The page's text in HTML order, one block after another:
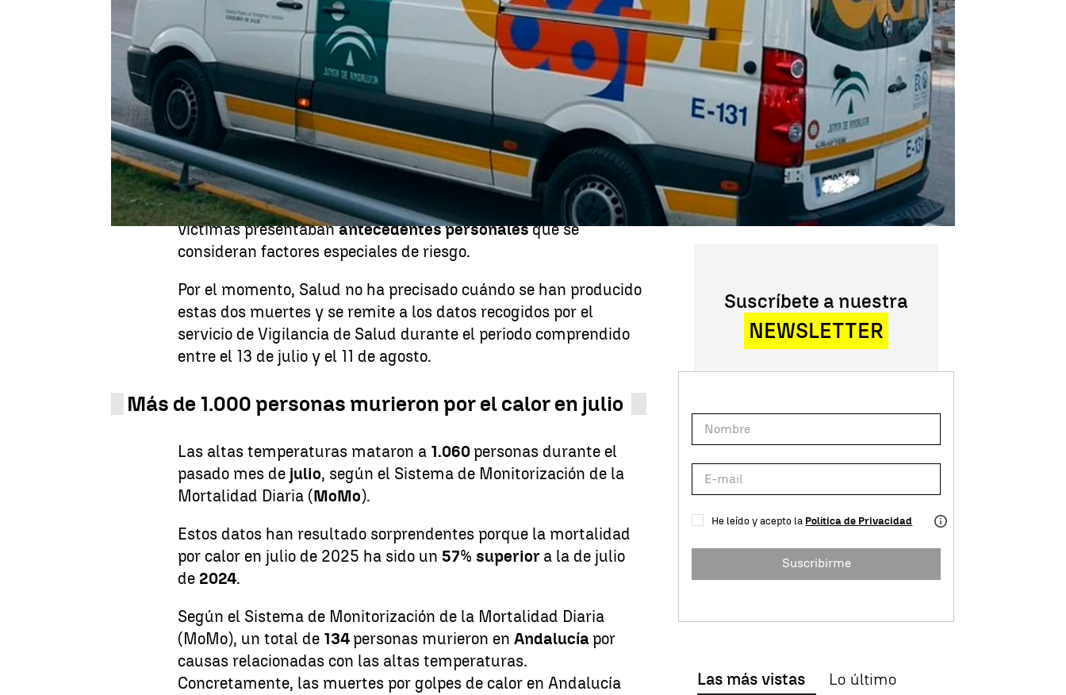
Alba Gutiérrez
Publicado:11 de agosto de 2025, 15:05 WhatsappFacebook
X Linkedin
Una mujer de 61años ha muerto por un golpe de calor mientras
trabajaba en la vía pública enCádiz. Por el mismo motivo,
también ha muerto unjovende años enJaén, según ha
informado la Consejería andaluza de Salud.
En los dos casos, laexposición a lasaltas temperaturasse
produjo en la vía pública. Asimismo, en ambos casos, las
víctimas presentabanantecedentes personalesque se
consideran factores especiales de riesgo.
Por el momento, Salud no ha precisado cuándo se han producido
estas dos muertes y se remite a los datos recogidos por el
servicio de Vigilancia de Salud durante el periodo comprendido
entre el 13 de julio y el 11 de agosto.
Más de 1.000 personas murieron por el calor en julio
Las altas temperaturas mataron a 1.060 personas durante el
pasado mes de julio, según el Sistema de Monitorización de la
Mortalidad Diaria (MoMo).
Estos datos han resultado sorprendentes porque la mortalidad
por calor en julio de 2025 ha sido un 57%superior a la de julio
de 2024.
Según el Sistema de Monitorización de la Mortalidad Diaria
(MoMo), un total de 134 personas murieron enAndalucía por
causas relacionadas con las altas temperaturas.
Concretamente, las muertes por golpes de calor en Andalucía
Suscríbete a nuestra
NEWSLETTER
He leído y acepto la Política de Privacidad
Suscribirme
Las más vistas Lo último